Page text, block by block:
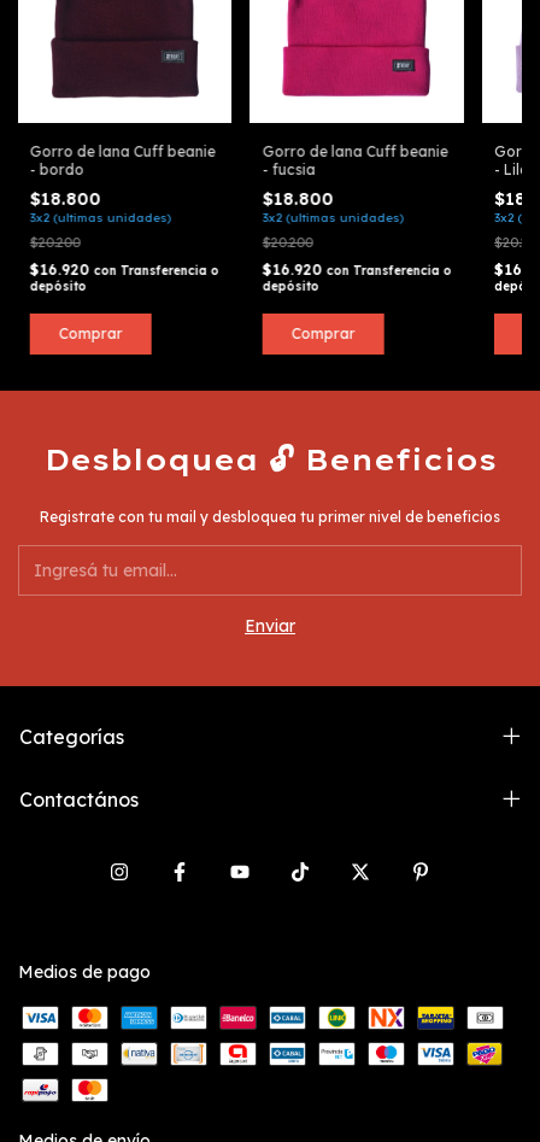
Gorro de lana Cuff beanie
- bordo
$18.800
3x2 (ultimas unidades)
$20.200
$16.920 con Transferencia o
depósito
Comprar
Gorro de lana Cuff beanie
- fucsia
$18.800
3x2 (ultimas unidades)
$20.200
$16.920 con Transferencia o
depósito
Comprar
Gorro
- Lila
3x2
Desbloquea 🔓 Beneficios
Registrate con tu mail y desbloquea tu primer nivel de beneficios
Categorías
Contactános
Medios de pago